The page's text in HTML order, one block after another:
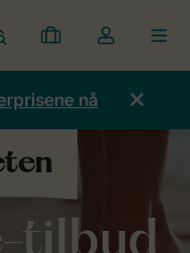
Mine
bestillinger
Toggle
the
my
nå
tilbud